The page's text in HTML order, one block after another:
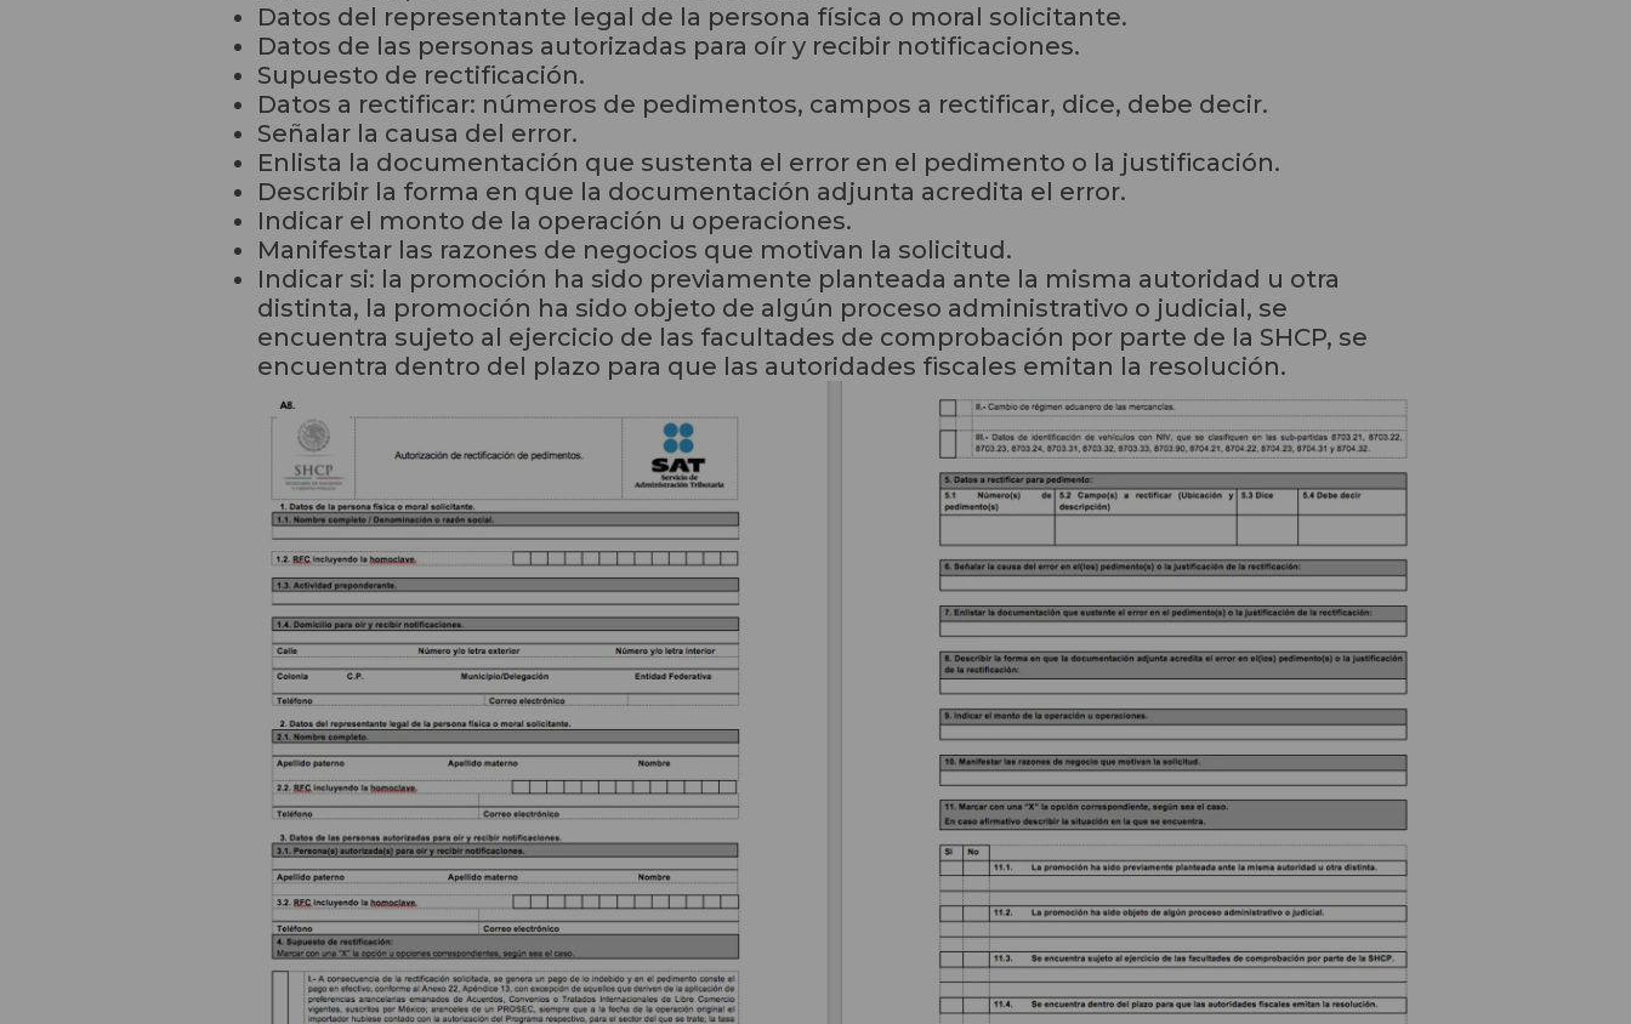
Datos del representante legal de la persona física o moral solicitante.
Datos de las personas autorizadas para oír y recibir notificaciones.
Supuesto de rectificación.
Datos a rectificar: números de pedimentos, campos a rectificar, dice, debe decir.
Señalar la causa del error.
Enlista la documentación que sustenta el error en el pedimento o la justificación.
Describir la forma en que la documentación adjunta acredita el error.
Indicar el monto de la operación u operaciones.
Manifestar las razones de negocios que motivan la solicitud.
Indicar si: la promoción ha sido previamente planteada ante la misma autoridad u otra
distinta, la promoción ha sido objeto de algún proceso administrativo o judicial, se
encuentra sujeto al ejercicio de las facultades de comprobación por parte de la SHCP, se
encuentra dentro del plazo para que las autoridades fiscales emitan la resolución.